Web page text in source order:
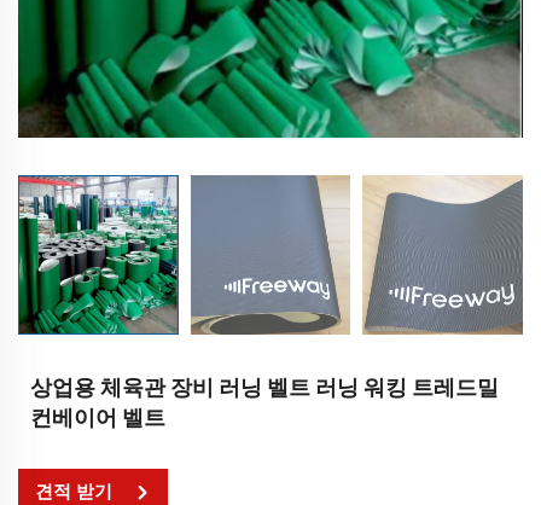
상업용 체육관 장비 러닝 벨트 러닝 워킹 트레드밀
컨베이어 벨트
견적 받기